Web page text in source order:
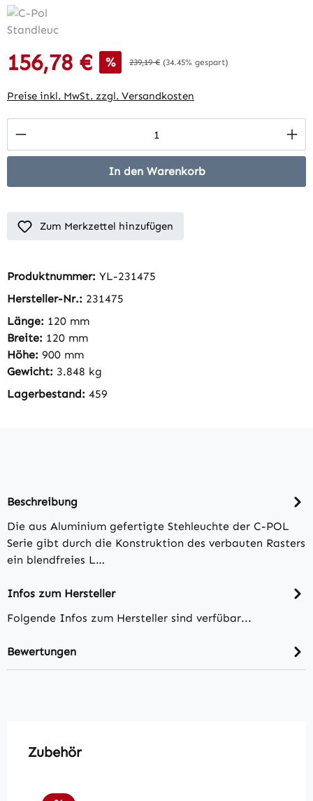
Verkaufspreis:
156,78 € % Regulärer Preis:
239,19 € (34.45% gespart)
Preise inkl. MwSt. zzgl. Versandkosten
Produkt Anzahl: Gib den gewünschten
In den Warenkorb
Zum Merkzettel hinzufügen
Produktnummer: YL-231475
Hersteller-Nr.: 231475
Länge: 120 mm
Breite: 120 mm
Höhe: 900 mm
Gewicht: 3.848 kg
Lagerbestand: 459
Beschreibung
Die aus Aluminium gefertigte Stehleuchte der C-POL
Serie gibt durch die Konstruktion des verbauten Rasters
ein blendfreies L…
Infos zum Hersteller
Folgende Infos zum Hersteller sind verfübar...
Bewertungen
Produktgalerie überspringen
Zubehör